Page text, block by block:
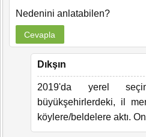
Nedenini anlatabilen?
Cevapla
Dıkşın
2019'da yerel
büyükşehirlerdeki, il
köylere/beldelere aktı.